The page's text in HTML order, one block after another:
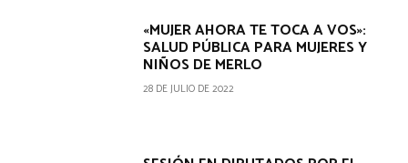
«MUJER AHORA TE TOCA A VOS»:
SALUD PÚBLICA PARA MUJERES Y
NIÑOS DE MERLO
28 DE JULIO DE 2022